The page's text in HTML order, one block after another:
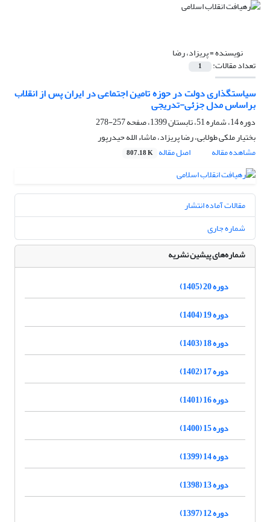
نویسنده =پریزاد، رضا
تعداد مقالات: 1
سیاستگذاری دولت در حوزه تامین اجتماعی در ایران پس از انقلاب
براساس مدل جزئی-تدریجی
دوره 14، شماره 51، تابستان 1399، صفحه
257-278
بختیار ملکی طولابی، رضا پریزاد، ماشاء الله حیدرپور
مشاهده مقاله
اصل مقاله 807.18 K
مقالات آماده انتشار
شماره جاری
شماره‌های پیشین نشریه
دوره 20 (1405)
دوره 19 (1404)
دوره 18 (1403)
دوره 17 (1402)
دوره 16 (1401)
دوره 15 (1400)
دوره 14 (1399)
دوره 13 (1398)
دوره 12 (1397)